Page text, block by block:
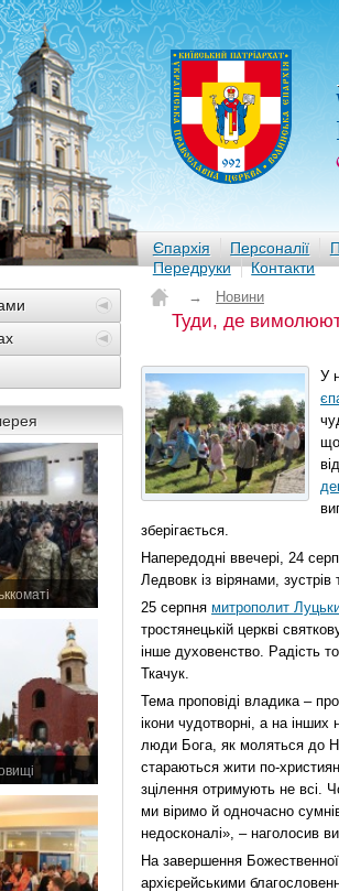
Єпархія Персоналії
Передруки
Контакти
→ Новини
Туди, де
У
зберігається.
Напередодні ввечері, 24
Ледвовк із вірянами,
25 серпня митрополит
тростянецькій церкві
інше духовенство. Радість
Ткачук.
Тема проповіді владика –
ікони чудотворні, а на
люди Бога, як моляться до
стараються жити по-
зцілення отримують не всі.
ми віримо й одночасно
недосконалі», – наголосив
На завершення Божественної
архієрейськими